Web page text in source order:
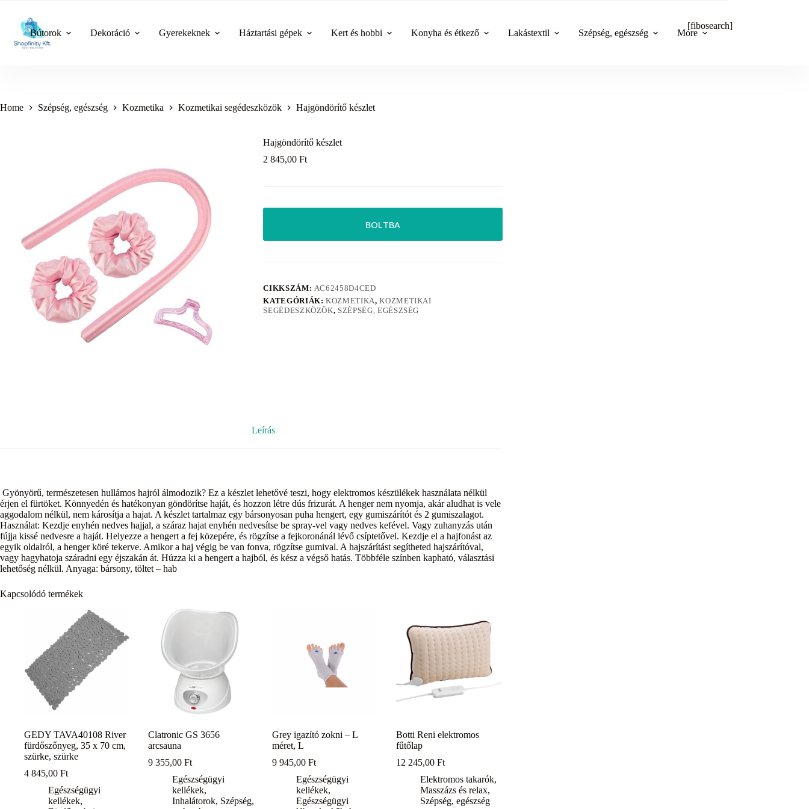
content
Bútorok Dekoráció Gyerekeknek Háztartási gépek Kert és hobbi Konyha és étkező Lakástextil Szépség, egészség More
[fibosearch]
Home Szépség, egészség Kozmetika Kozmetikai segédeszközök Hajgöndörítő készlet
Hajgöndörítő készlet
2 845,00Ft
BOLTBA
CIKKSZÁM: AC62458D4CED
KATEGÓRIÁK:KOZMETIKA,KOZMETIKAI
SEGÉDESZKÖZÖK, SZÉPSÉG, EGÉSZSÉG
Leírás
Gyönyörű, természetesen hullámos hajról álmodozik? Ez a készlet lehetővé teszi, hogy elektromos készülékek használata nélkül
érjen el fürtöket. Könnyedén és hatékonyan göndörítse haját, és hozzon létre dús frizurát. A henger nem nyomja, akár aludhat is vele
aggodalom nélkül, nem károsítja a hajat. A készlet tartalmaz egy bársonyosan puha hengert, egy gumiszárítót és 2 gumiszalagot.
Használat: Kezdje enyhén nedves hajjal, a száraz hajat enyhén nedvesítse be spray-vel vagy nedves kefével. Vagy zuhanyzás után
fújja kissé nedvesre a haját. Helyezze a hengert a fej közepére, és rögzítse a fejkoronánál lévő csíptetővel. Kezdje el a hajfonást az
egyik oldalról, a henger köré tekerve. Amikor a haj végig be van fonva, rögzítse gumival. A hajszárítást segítheted hajszárítóval,
vagy hagyhatoja száradni egy éjszakán át. Húzza ki a hengert a hajból, és kész a végső hatás. Többféle színben kapható, választási
lehetőség nélkül. Anyaga: bársony, töltet – hab
Kapcsolódó termékek
GEDY TAVA40108 River
fürdőszőnyeg, 35 x 70 cm,
szürke, szürke
4 845,00 Ft
Egészségügyi
kellékek,
Clatronic GS 3656
arcsauna
9 355,00Ft
Egészségügyi
kellékek,
Inhalátorok, Szépség,
Grey igazító zokni – L
méret, L
9 945,00Ft
Egészségügyi
kellékek,
Egészségügyi
Botti Reni elektromos
fűtőlap
12 245,00Ft
Elektromos takarók,
Masszázs és relax,
Szépség, egészség